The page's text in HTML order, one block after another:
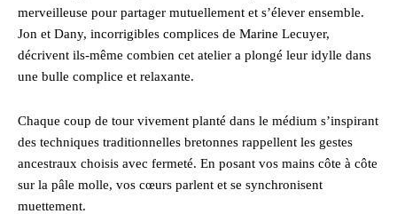
merveilleuse pour partager mutuellement et s’élever ensemble.
Jon et Dany, incorrigibles complices de Marine Lecuyer,
décrivent ils-même combien cet atelier a plongé leur idylle dans
une bulle complice et relaxante.
Chaque coup de tour vivement planté dans le médium s’inspirant
des techniques traditionnelles bretonnes rappellent les gestes
ancestraux choisis avec fermeté. En posant vos mains côte à côte
sur la pâle molle, vos cœurs parlent et se synchronisent
muettement.